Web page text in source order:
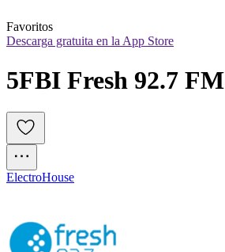
Favoritos
Descarga gratuita en la App Store
5FBI Fresh 92.7 FM
ElectroHouse